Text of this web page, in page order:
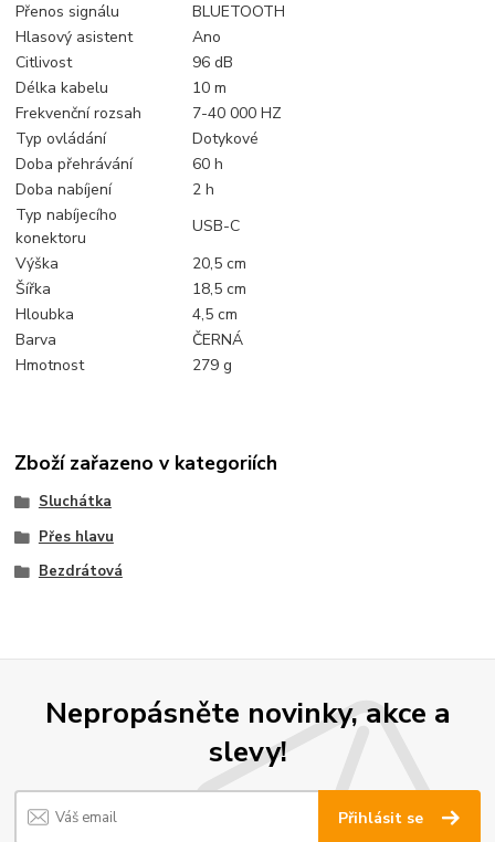
Přenos signálu
BLUETOOTH
Hlasový asistent
Ano
Citlivost
96 dB
Délka kabelu
10 m
Frekvenční rozsah
7-40 000 HZ
Typ ovládání
Dotykové
Doba přehrávání
60 h
Doba nabíjení
2 h
Typ nabíjecího
konektoru
USB-C
Výška
20,5 cm
Šířka
18,5 cm
Hloubka
4,5 cm
Barva
ČERNÁ
Hmotnost
279 g
Zboží zařazeno v kategoriích
Sluchátka
Přes hlavu
Bezdrátová
Nepropásněte novinky, akce a
slevy!
Přihlásit se